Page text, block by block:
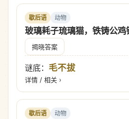
歇后语 动物
玻璃耗子琉璃猫，铁铸公鸡
揭晓答案
谜底： 毛不拔
详情 / 相关 ›
歇后语 动物